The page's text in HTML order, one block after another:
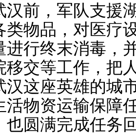
，军队支援湖
类物品，对医疗
进行终末消毒，
移交等工作，把
汉这座英雄的城
活物资运输保障
也圆满完成任务